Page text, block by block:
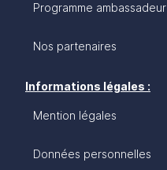
Programme ambassadeur
Nos partenaires
Informations légales :
Mention légales
Données personnelles